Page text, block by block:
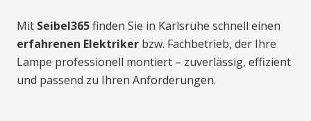
Mit Seibel365finden Sie in Karlsruhe schnell einen
erfahrenen Elektriker bzw. Fachbetrieb, der Ihre
Lampe professionell montiert – zuverlässig, effizient
und passend zu Ihren Anforderungen.